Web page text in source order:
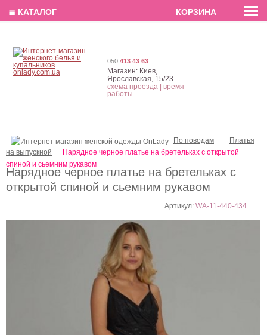
EN РУС
Нарядное черное платье на бретельках с
открытой спиной и сьемним рукавом
Артикул:WA-11-440-434
По поводам
Платья
на выпускной
Нарядное черное платье на бретельках с открытой
спиной и сьемним рукавом
050 413 43 63
Магазин: Киев,
Ярославская, 15/23
схема проезда
время
работы
≣ КАТАЛОГ КОРЗИНА